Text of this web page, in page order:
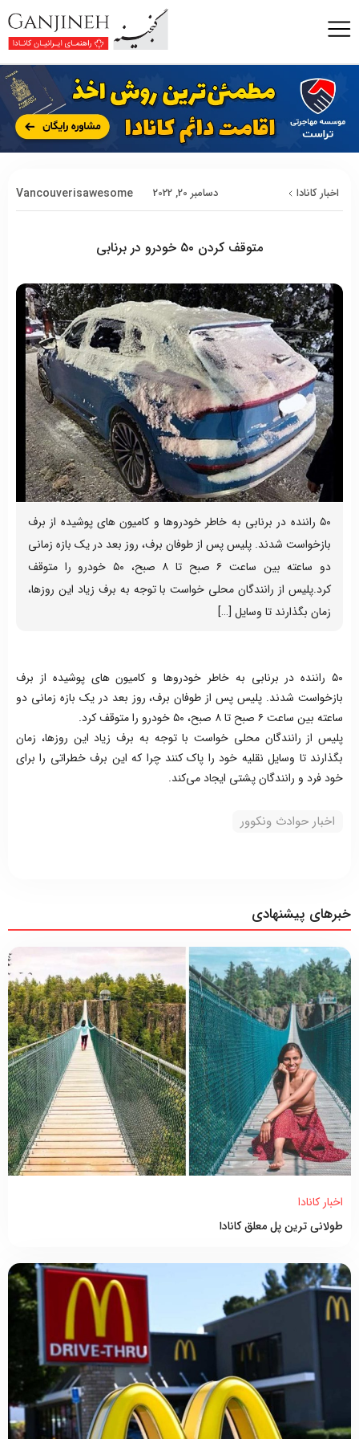
اخبار کانادا دسامبر 20, 2022 Vancouverisawesome
متوقف کردن ۵۰ خودرو در برنابی
۵۰ راننده در برنابی به خاطر خودروها و کامیون های پوشیده از برف
بازخواست شدند. پلیس پس از طوفان برف، روز بعد در یک بازه زمانی
دو ساعته بین ساعت ۶ صبح تا ۸ صبح، ۵۰ خودرو را متوقف
کرد.پلیس از رانندگان محلی خواست با توجه به برف‌ زیاد این روز‌ها،
زمان بگذارند تا وسایل […]
۵۰ راننده در برنابی به خاطر خودروها و کامیون های پوشیده از برف
بازخواست شدند. پلیس پس از طوفان برف، روز بعد در یک بازه زمانی دو
ساعته بین ساعت ۶ صبح تا ۸ صبح، ۵۰ خودرو را متوقف کرد.
پلیس از رانندگان محلی خواست با توجه به برف‌ زیاد این روز‌ها، زمان
بگذارند تا وسایل نقلیه خود را پاک کنند چرا که این برف خطراتی را برای
خود فرد و رانندگان پشتی ایجاد می‌کند.
اخبار حوادث ونکوور
خبرهای پیشنهادی
اخبار کانادا
طولانی ترین پل معلق کانادا